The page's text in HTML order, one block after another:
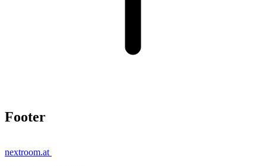
Footer
nextroom.at